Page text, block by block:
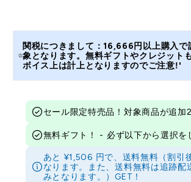
関税につきまして：16,666円以上購入で
象となります。無料ギフトやクレジット
ボイス上は計上となりますのでご注意!'
セール限定特売品！対象商品が追加
無料ギフト！ - 必ず以下から選択を
あと ¥1,506 円で、送料無料（割引
なります。また、送料無料は追跡配
みとなります。）GET！